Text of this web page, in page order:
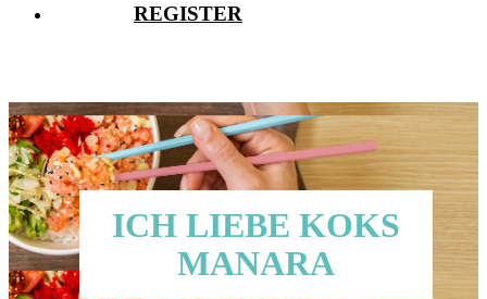
REGISTER
ICH LIEBE KOKS
MANARA